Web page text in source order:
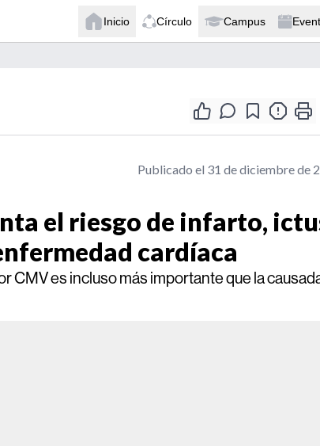
Inicio Círculo Campus
Publicado el 31 de diciembre de
el riesgo de infarto,
cardíaca
CMV es incluso más importante que la